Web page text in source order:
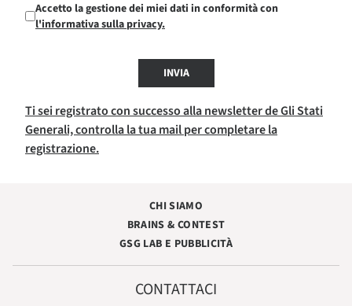
Accetto la gestione dei miei dati in conformità con
l'informativa sulla privacy.
INVIA
Ti sei registrato con successo alla newsletter de Gli Stati
Generali, controlla la tua mail per completare la
registrazione.
CHI SIAMO
BRAINS & CONTEST
GSG LAB E PUBBLICITÀ
CONTATTACI